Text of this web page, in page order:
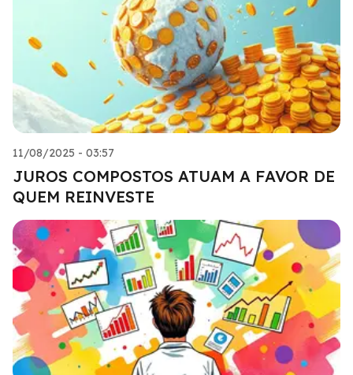
11/08/2025 - 03:57
JUROS COMPOSTOS ATUAM A FAVOR DE
QUEM REINVESTE